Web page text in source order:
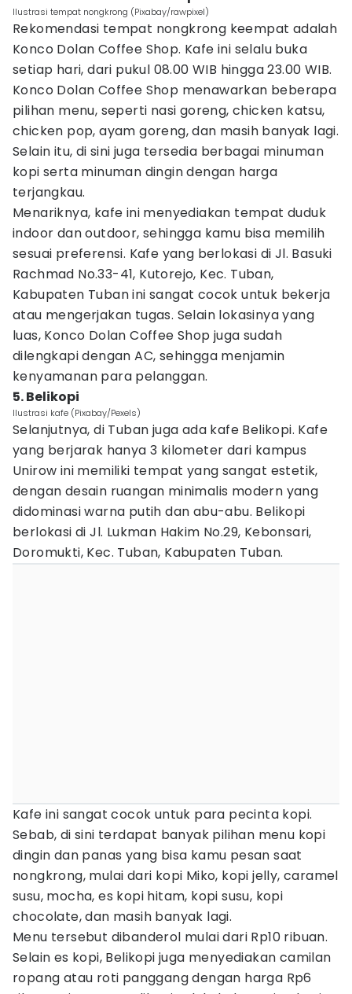
Ilustrasi tempat nongkrong (Pixabay/rawpixel)
Rekomendasi tempat nongkrong keempat adalah
Konco Dolan Coffee Shop. Kafe ini selalu buka
setiap hari, dari pukul 08.00 WIB hingga 23.00 WIB.
Konco Dolan Coffee Shop menawarkan beberapa
pilihan menu, seperti nasi goreng, chicken katsu,
chicken pop, ayam goreng, dan masih banyak lagi.
Selain itu, di sini juga tersedia berbagai minuman
kopi serta minuman dingin dengan harga
terjangkau.
Menariknya, kafe ini menyediakan tempat duduk
indoor dan outdoor, sehingga kamu bisa memilih
sesuai preferensi. Kafe yang berlokasi di Jl. Basuki
Rachmad No.33-41, Kutorejo, Kec. Tuban,
Kabupaten Tuban ini sangat cocok untuk bekerja
atau mengerjakan tugas. Selain lokasinya yang
luas, Konco Dolan Coffee Shop juga sudah
dilengkapi dengan AC, sehingga menjamin
kenyamanan para pelanggan.
5. Belikopi
Ilustrasi kafe (Pixabay/Pexels)
Selanjutnya, di Tuban juga ada kafe Belikopi. Kafe
yang berjarak hanya 3 kilometer dari kampus
Unirow ini memiliki tempat yang sangat estetik,
dengan desain ruangan minimalis modern yang
didominasi warna putih dan abu-abu. Belikopi
berlokasi di Jl. Lukman Hakim No.29, Kebonsari,
Doromukti, Kec. Tuban, Kabupaten Tuban.
Kafe ini sangat cocok untuk para pecinta kopi.
Sebab, di sini terdapat banyak pilihan menu kopi
dingin dan panas yang bisa kamu pesan saat
nongkrong, mulai dari kopi Miko, kopi jelly, caramel
susu, mocha, es kopi hitam, kopi susu, kopi
chocolate, dan masih banyak lagi.
Menu tersebut dibanderol mulai dari Rp10 ribuan.
Selain es kopi, Belikopi juga menyediakan camilan
ropang atau roti panggang dengan harga Rp6